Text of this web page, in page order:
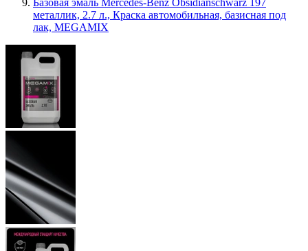
Базовая эмаль Mercedes-Benz Obsidianschwarz 197
металлик, 2.7 л., Краска автомобильная, базисная под
лак, MEGAMIX